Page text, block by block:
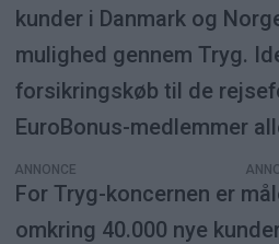
kunder i Danmark og
mulighed gennem Tryg.
forsikringskøb til de
EuroBonus-medlemmer
ANNONCE
For Tryg-koncernen er
omkring 40.000 nye